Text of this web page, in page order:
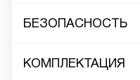
БЕЗОПАСНОСТЬ
КОМПЛЕКТАЦИЯ